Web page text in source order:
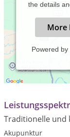
the details
More
Powered by
Praxiszeiten:
Termine nach
Traditionelle und
Akupunktur